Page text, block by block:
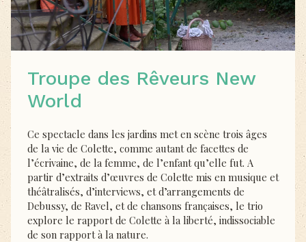
Troupe des Rêveurs New
World
Ce spectacle dans les jardins met en scène trois âges
de la vie de Colette, comme autant de facettes de
l’écrivaine, de la femme, de l’enfant qu’elle fut. A
partir d’extraits d’œuvres de Colette mis en musique et
théâtralisés, d’interviews, et d’arrangements de
Debussy, de Ravel, et de chansons françaises, le trio
explore le rapport de Colette à la liberté, indissociable
de son rapport à la nature.